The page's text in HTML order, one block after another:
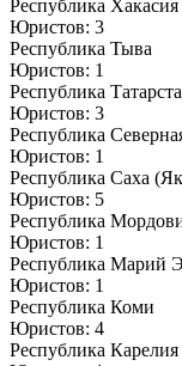
Республика Хакасия
Юристов: 3
Республика Тыва
Юристов: 1
Республика
Юристов: 3
Республика
Юристов: 1
Республика Саха
Юристов: 5
Республика
Юристов: 1
Республика Марий
Юристов: 1
Республика Коми
Юристов: 4
Республика Карелия